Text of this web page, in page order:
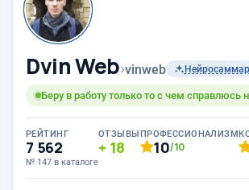
Dvin Web›vinweb
Беру в работу только то с чем справлюсь
РЕЙТИНГ
7 562
№ 147 в каталоге
ОТЗЫВЫ
18
ПРОФЕССИОНАЛИЗМ
10/10